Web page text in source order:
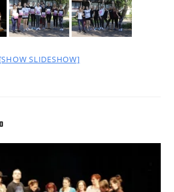
[SHOW SLIDESHOW]